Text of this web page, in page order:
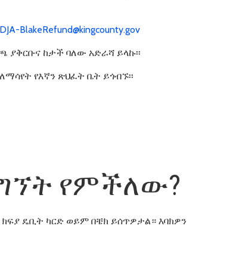
DJA-BlakeRefund@kingcounty.gov
ከታች ባለው አድራሻ ይላኩ፡፡
የእኛን ጽህፈት ቤት ይጎብኙ፡፡
የምችለው?
ዴቢት ካርድ ወይም በቼክ ይሰጥዎታል። እባክዎን